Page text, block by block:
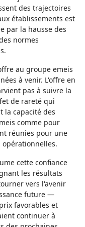
des trajectoires
établissements est
par la hausse des
normes
au groupe emeis
à venir. L'offre en
pas à suivre la
de rareté qui
la capacité des
comme pour
réunies pour une
cette confiance
les résultats
vers l'avenir
future —
favorables et
continuer à